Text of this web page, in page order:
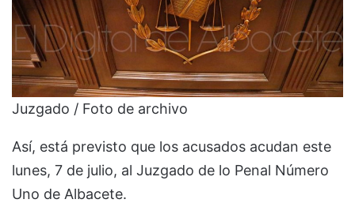
Juzgado / Foto de archivo
Así, está previsto que los acusados acudan este
lunes, 7 de julio, al Juzgado de lo Penal Número
Uno de Albacete.